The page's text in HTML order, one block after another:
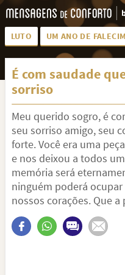
LUTO UM ANO DE
LUTO PARA AMIGA
SAUDADES DA MÃE
PÊSAMES PARA AMIGA
MEUS SENTIMENTOS
FRASES DE LUTO PARA AMIGO
TODAS
É com saudade
sorriso
Meu querido sogro, é
seu sorriso amigo, seu
forte. Você era uma
e nos deixou a todos
memória será
ninguém poderá
nossos corações. Que